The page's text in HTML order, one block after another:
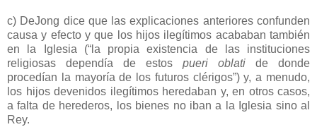
c) DeJong dice que las explicaciones anteriores confunden
causa y efecto y que los hijos ilegítimos acababan también
en la Iglesia (“la propia existencia de las instituciones
religiosas dependía de estos pueri oblati de donde
procedían la mayoría de los futuros clérigos”) y, a menudo,
los hijos devenidos ilegítimos heredaban y, en otros casos,
a falta de herederos, los bienes no iban a la Iglesia sino al
Rey.